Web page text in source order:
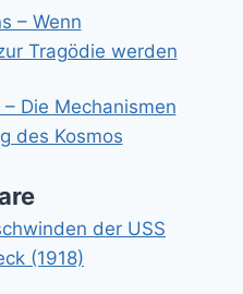
– Wenn
Tragödie werden
Die Mechanismen
des Kosmos
der USS
(1918)